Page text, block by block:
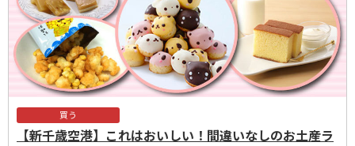
買う
【新千歳空港】これはおいしい！間違いなしのお土産ラ